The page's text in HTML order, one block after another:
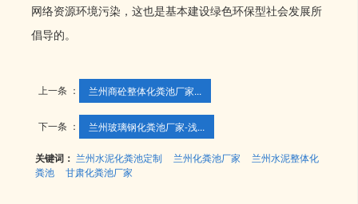
网络资源环境污染，这也是基本建设绿色环保型社会发展所
倡导的。
上一条 ： 兰州商砼整体化粪池厂家​...
下一条 ： 兰州玻璃钢化粪池厂家-浅...
关键词： 兰州水泥化粪池定制 兰州化粪池厂家
兰州水泥整体化
粪池
甘肃化粪池厂家